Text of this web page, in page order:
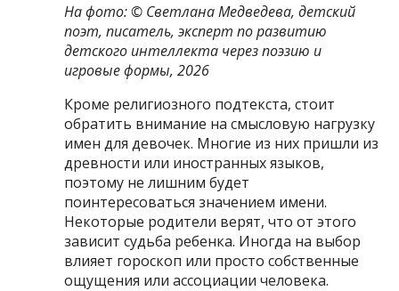
На фото: © Светлана Медведева, детский
поэт, писатель, эксперт по развитию
детского интеллекта через поэзию и
игровые формы, 2026
Кроме религиозного подтекста, стоит
обратить внимание на смысловую нагрузку
имен для девочек. Многие из них пришли из
древности или иностранных языков,
поэтому не лишним будет
поинтересоваться значением имени.
Некоторые родители верят, что от этого
зависит судьба ребенка. Иногда на выбор
влияет гороскоп или просто собственные
ощущения или ассоциации человека.